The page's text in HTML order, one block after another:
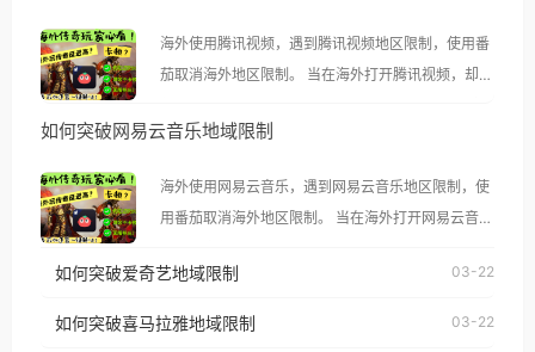
海外使用腾讯视频，遇到腾讯视频地区限制，使用番
茄取消海外地区限制。 当在海外打开腾讯视频，却突
示语。 海外用户如香港、澳门、台湾、美国、加拿
像其他音乐平台一样，出现地区及版权限制问题，且
仅能在中国大陆地区播放。 遇到这个问题的朋友们，
台湾、美国、加拿大、澳大利亚、欧洲等国家和地区
如何突破网易云音乐地域限制
海外使用网易云音乐，遇到网易云音乐地区限制，使
用番茄取消海外地区限制。 当在海外打开网易云音
播放”的提示语。 海外用户如香港、澳门、台湾、美
如何突破爱奇艺地域限制 03-22
如何突破喜马拉雅地域限制 03-22